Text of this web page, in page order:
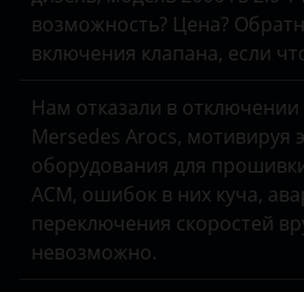
возможность? Цена?
включения клапана, если
Нам отказали в
Mersedes Arocs, мотивируя
оборудования для
ACM, ошибок в них куча,
переключения скоростей
невозможно.